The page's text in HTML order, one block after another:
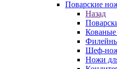
Поварские
Назад
Шеф-
Ножи